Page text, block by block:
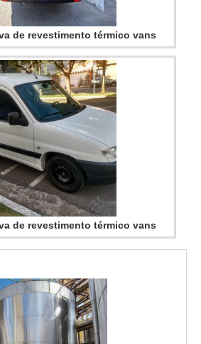
tipo de cuidado ajuda a garantir a
dos materiais, além de evitar
frequentes de produtos que
funções adequadamente. Assim, é
desnecessários.Existem diversos
Montagens ter se tornado
em uma empresa que entrega
de qualidade. Alguns desses motivos
Profissionais com vasta
de atuação; Diversas opções de
Comprometimento com o
planejada para entregas em curto
E ASSERTIVIDADE NO
Montagens existe o que há de
de itens como telha térmica e
empresa comprometida com seus
pela segurança, conquistas
em uma estrutura que hoje
de revestimento térmico vans
de revestimento térmico vans